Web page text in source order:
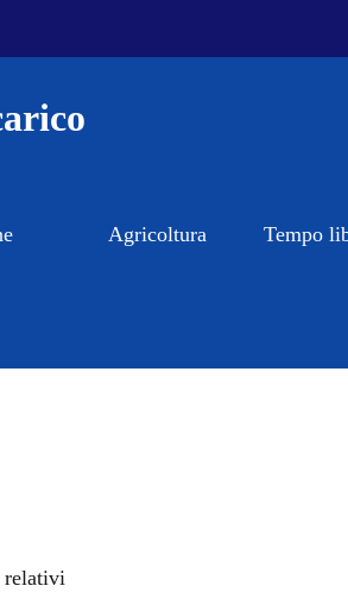
Agricoltura Tempo
relativi